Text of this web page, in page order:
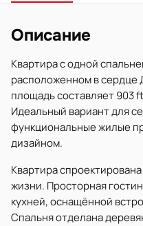
Описание
Квартира с одной
расположенном в сердце
площадь составляет 903
Идеальный вариант для
функциональные жилые
дизайном.
Квартира
жизни. Просторная
кухней, оснащённой
Спальня отделана